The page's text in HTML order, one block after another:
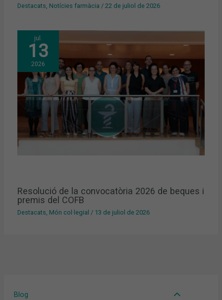
Blog
Destacats Notícies farmàcia /22 de juliol de 2026
jul.
13
2026
Resolució de la convocatòria 2026 de beques i
premis del COFB
Destacats, Món col·legial / 13 de juliol de 2026